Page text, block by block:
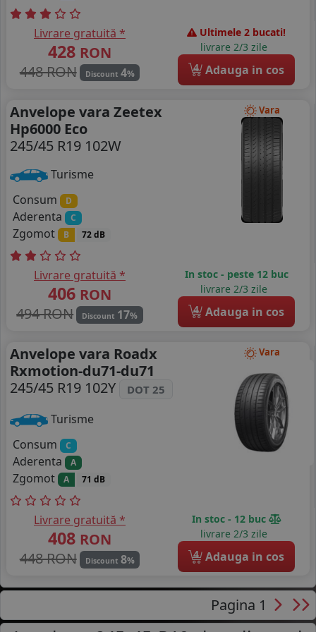
Livrare gratuită *
428 RON
448 RON
Discount 4%
Ultimele 2 bucati!
livrare 2/3 zile
4 Adauga in cos
Vara
Anvelope vara Zeetex
Hp6000 Eco
245/45 R19 102W
Turisme
Consum
D
Aderenta C
Zgomot B 72 dB
Livrare gratuită *
406 RON
494 RON
Discount 17%
In stoc - peste 12 buc
livrare 2/3 zile
4 Adauga in cos
Vara
Anvelope vara Roadx
Rxmotion-du71-du71
245/45 R19 102Y
DOT 25
Turisme
Consum
C
Aderenta A
Zgomot A 71 dB
Livrare gratuită *
408 RON
448 RON
Discount 8%
In stoc - 12 buc
livrare 2/3 zile
4 Adauga in cos
Pagina 1